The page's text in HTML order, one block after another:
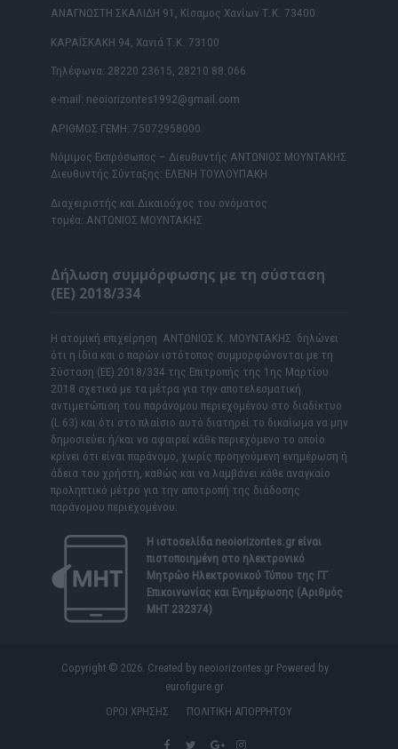
ΑΝΑΓΝΩΣΤΗ ΣΚΑΛΙΔΗ 91, Κίσαμος Χανίων Τ.Κ. 73400
ΚΑΡΑΪΣΚΑΚΗ 94, Χανιά Τ.Κ. 73100
Τηλέφωνα: 28220 23615, 28210 88.066
e-mail: neoiorizontes1992@gmail.com
ΑΡΙΘΜΟΣ ΓΕΜΗ: 75072958000
Νόμιμος Εκπρόσωπος – Διευθυντής ΑΝΤΩΝΙΟΣ ΜΟΥΝΤΑΚΗΣ
Διευθυντής Σύνταξης: ΕΛΕΝΗ ΤΟΥΛΟΥΠΑΚΗ
Διαχειριστής και Δικαιούχος του ονόματος
τομέα: ΑΝΤΩΝΙΟΣ ΜΟΥΝΤΑΚΗΣ
Δήλωση συμμόρφωσης με τη σύσταση
(ΕΕ) 2018/334
Η ατομική επιχείρηση ΑΝΤΩΝΙΟΣ Κ. ΜΟΥΝΤΑΚΗΣ δηλώνει
ότι η ίδια και ο παρών ιστότοπος συμμορφώνονται με τη
Σύσταση (ΕΕ) 2018/334 της Επιτροπής της 1ης Μαρτίου
2018 σχετικά με τα μέτρα για την αποτελεσματική
αντιμετώπιση του παράνομου περιεχομένου στο διαδίκτυο
(L 63) και ότι στο πλαίσιο αυτό διατηρεί το δικαίωμα να μην
δημοσιεύει ή/και να αφαιρεί κάθε περιεχόμενο το οποίο
κρίνει ότι είναι παράνομο, χωρίς προηγούμενη ενημέρωση ή
άδεια του χρήστη, καθώς και να λαμβάνει κάθε αναγκαίο
προληπτικό μέτρο για την αποτροπή της διάδοσης
παράνομου περιεχομένου.
Η ιστοσελίδα neoiorizontes.grείναι
πιστοποιημένη στο ηλεκτρονικό
Μητρώο Ηλεκτρονικού Τύπου της ΓΓ
Επικοινωνίας και Ενημέρωσης (Αριθμός
ΜΗΤ 232374)
Copyright © 2026. Created by neoiorizontes.gr Powered by
eurofigure.gr
ΟΡΟΙ ΧΡΗΣΗΣ
ΠΟΛΙΤΙΚΗ ΑΠΟΡΡΗΤΟΥ